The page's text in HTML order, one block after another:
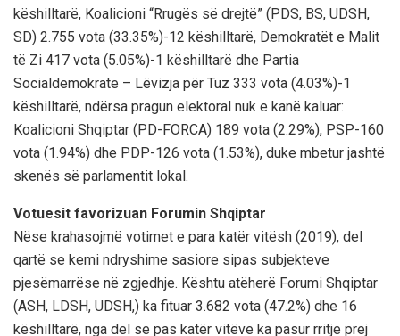
këshilltarë, Koalicioni “Rrugës së drejtë” (PDS, BS, UDSH,
SD) 2.755 vota (33.35%)-12 këshilltarë, Demokratët e Malit
të Zi 417 vota (5.05%)-1 këshilltarë dhe Partia
Socialdemokrate – Lëvizja për Tuz 333 vota (4.03%)-1
këshilltarë, ndërsa pragun elektoral nuk e kanë kaluar:
Koalicioni Shqiptar (PD-FORCA) 189 vota (2.29%), PSP-160
vota (1.94%) dhe PDP-126 vota (1.53%), duke mbetur jashtë
skenës së parlamentit lokal.
Votuesit favorizuan Forumin Shqiptar
Nëse krahasojmë votimet e para katër vitësh (2019), del
qartë se kemi ndryshime sasiore sipas subjekteve
pjesëmarrëse në zgjedhje. Kështu atëherë Forumi Shqiptar
(ASH, LDSH, UDSH,) ka fituar 3.682 vota (47.2%) dhe 16
këshilltarë, nga del se pas katër vitëve ka pasur rritje prej